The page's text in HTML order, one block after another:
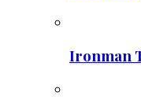
Ironman